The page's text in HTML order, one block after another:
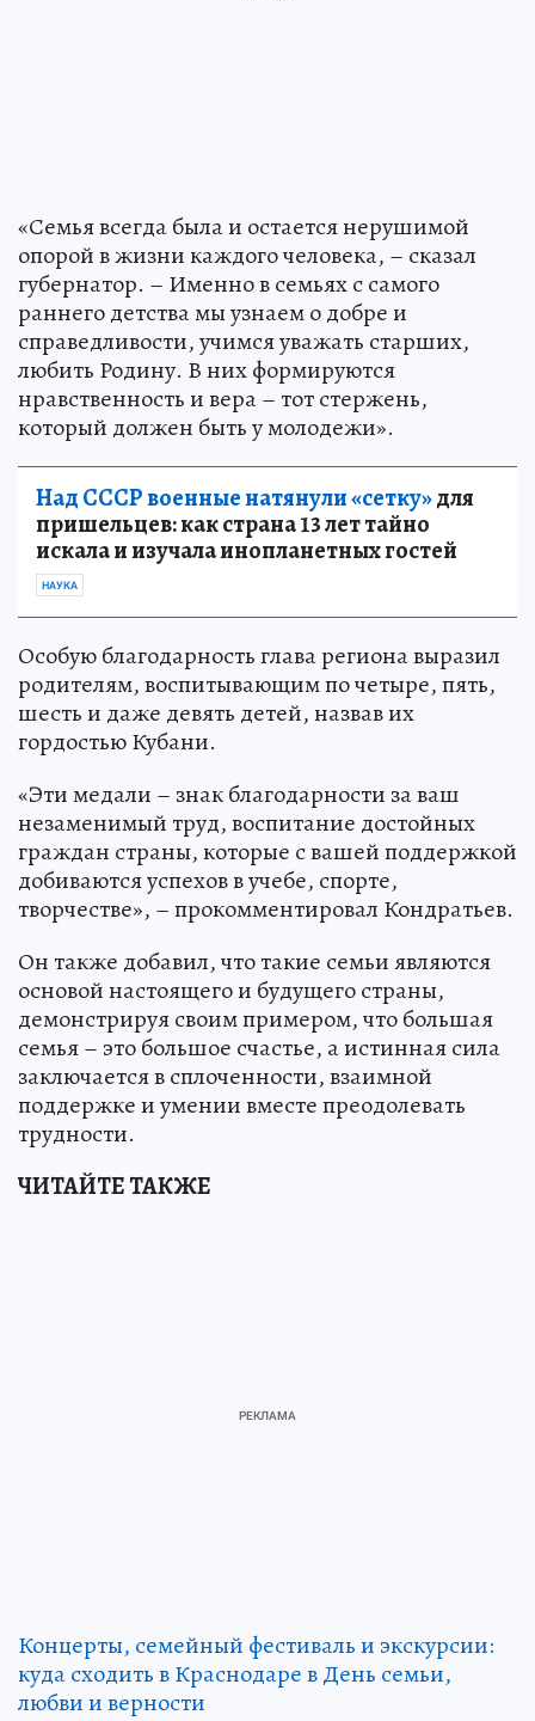
«Семья всегда была и остается нерушимой
опорой в жизни каждого человека, – сказал
губернатор. – Именно в семьях с самого
раннего детства мы узнаем о добре и
справедливости, учимся уважать старших,
любить Родину. В них формируются
нравственность и вера – тот стержень,
который должен быть у молодежи».
Над СССР военные натянули «сетку»для
пришельцев: как страна 13 лет тайно
искала и изучала инопланетных гостей
НАУКА
Особую благодарность глава региона выразил
родителям, воспитывающим по четыре, пять,
шесть и даже девять детей, назвав их
гордостью Кубани.
«Эти медали – знак благодарности за ваш
незаменимый труд, воспитание достойных
граждан страны, которые с вашей поддержкой
добиваются успехов в учебе, спорте,
творчестве», – прокомментировал Кондратьев.
Он также добавил, что такие семьи являются
основой настоящего и будущего страны,
демонстрируя своим примером, что большая
семья – это большое счастье, а истинная сила
заключается в сплоченности, взаимной
поддержке и умении вместе преодолевать
трудности.
ЧИТАЙТЕ ТАКЖЕ
Концерты, семейный фестиваль и экскурсии:
куда сходить в Краснодаре в День семьи,
любви и верности